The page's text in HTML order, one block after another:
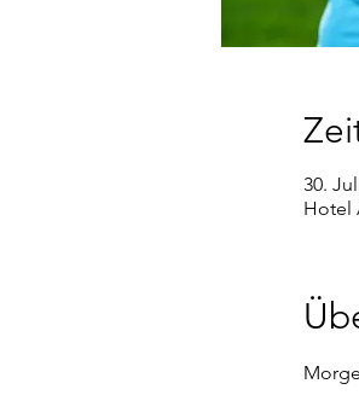
30.
Hotel